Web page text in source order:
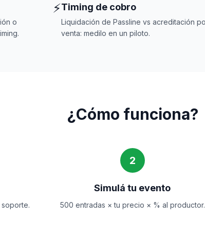
o
⚡Timing de cobro
Liquidación de Passline vs acreditación
venta: medilo en un piloto.
¿Cómo funciona?
soporte.
2
Simulá tu evento
500 entradas × tu precio × % al productor.